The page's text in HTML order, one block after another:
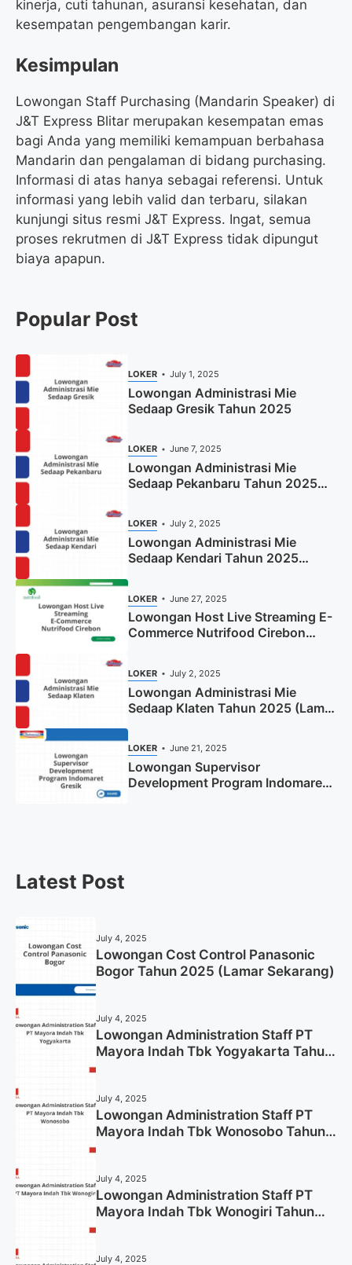
kinerja, cuti tahunan, asuransi kesehatan, dan
kesempatan pengembangan karir.
Kesimpulan
Lowongan Staff Purchasing (Mandarin Speaker) di
J&T Express Blitar merupakan kesempatan emas
bagi Anda yang memiliki kemampuan berbahasa
Mandarin dan pengalaman di bidang purchasing.
Informasi di atas hanya sebagai referensi. Untuk
informasi yang lebih valid dan terbaru, silakan
kunjungi situs resmi J&T Express. Ingat, semua
proses rekrutmen di J&T Express tidak dipungut
biaya apapun.
Popular Post
LOKER July 1, 2025
Lowongan Administrasi Mie
Sedaap Gresik Tahun 2025
LOKER June 7, 2025
Lowongan Administrasi Mie
Sedaap Pekanbaru Tahun 2025
LOKER July 2, 2025
Lowongan Administrasi Mie
Sedaap Kendari Tahun 2025
LOKER June 27, 2025
Lowongan Host Live Streaming E-
Commerce Nutrifood Cirebon
LOKER July 2, 2025
Lowongan Administrasi Mie
Sedaap Klaten Tahun 2025 (Lamar
LOKER June 21, 2025
Lowongan Supervisor
Development Program Indomaret
Latest Post
July 4, 2025
Lowongan Cost Control Panasonic
Bogor Tahun 2025 (Lamar Sekarang)
July 4, 2025
Lowongan Administration Staff PT
Mayora Indah Tbk Yogyakarta Tahun
July 4, 2025
Lowongan Administration Staff PT
Mayora Indah Tbk Wonosobo Tahun
July 4, 2025
Lowongan Administration Staff PT
Mayora Indah Tbk Wonogiri Tahun
July 4, 2025